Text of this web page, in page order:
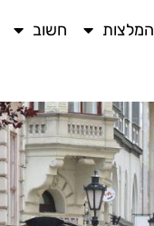
המלצות חשוב